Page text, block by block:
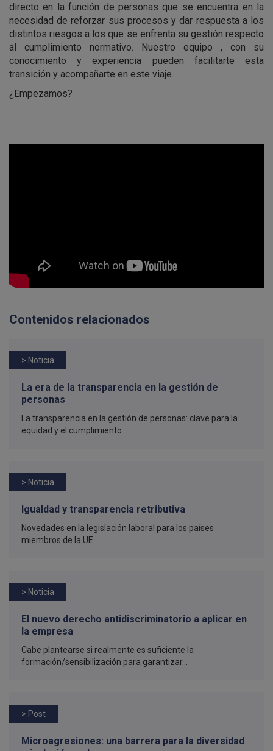
directo en la función de personas que se encuentra en la
necesidad de reforzar sus procesos y dar respuesta a los
distintos riesgos a los que se enfrenta su gestión respecto
al cumplimiento normativo. Nuestro equipo , con su
conocimiento y experiencia pueden facilitarte esta
transición y acompañarte en este viaje.
¿Empezamos?
Contenidos relacionados
> Noticia
La era de la transparencia en la gestión de
personas
La transparencia en la gestión de personas: clave para la
equidad y el cumplimiento...
> Noticia
Igualdad y transparencia retributiva
Novedades en la legislación laboral para los países
miembros de la UE.
> Noticia
El nuevo derecho antidiscriminatorio a aplicar en
la empresa
Cabe plantearse si realmente es suficiente la
formación/sensibilización para garantizar...
> Post
Microagresiones: una barrera para la diversidad